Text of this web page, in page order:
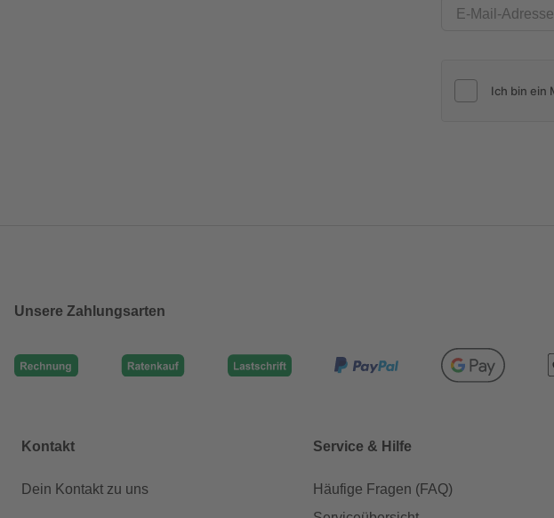
E-Mail-Adresse
Unsere Zahlungsarten
Kontakt
Dein Kontakt zu uns
Service & Hilfe
Häufige Fragen (FAQ)